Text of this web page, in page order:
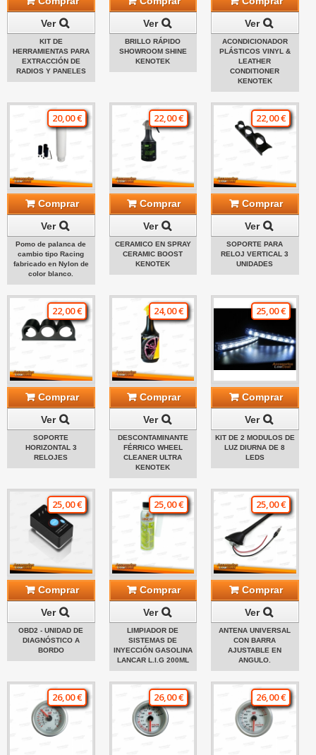
Ver
KIT DE
HERRAMIENTAS PARA
EXTRACCIÓN DE
RADIOS Y PANELES
Ver
BRILLO RÁPIDO
SHOWROOM SHINE
KENOTEK
Ver
ACONDICIONADOR
PLÁSTICOS VINYL &
LEATHER
CONDITIONER
KENOTEK
20,00 €
Comprar
Ver
Pomo de palanca de
cambio tipo Racing
fabricado en Nylon de
color blanco.
22,00 €
Comprar
Ver
CERAMICO EN SPRAY
CERAMIC BOOST
KENOTEK
22,00 €
Comprar
Ver
SOPORTE PARA
RELOJ VERTICAL 3
UNIDADES
22,00 €
Comprar
Ver
SOPORTE
HORIZONTAL 3
RELOJES
24,00 €
Comprar
Ver
DESCONTAMINANTE
FÉRRICO WHEEL
CLEANER ULTRA
KENOTEK
25,00 €
Comprar
Ver
KIT DE 2 MODULOS DE
LUZ DIURNA DE 8
LEDS
25,00 €
Comprar
Ver
OBD2 - UNIDAD DE
DIAGNÓSTICO A
BORDO
25,00 €
Comprar
Ver
LIMPIADOR DE
SISTEMAS DE
INYECCIÓN GASOLINA
LANCAR L.I.G 200ML
25,00 €
Comprar
Ver
ANTENA UNIVERSAL
CON BARRA
AJUSTABLE EN
ANGULO.
26,00 € 26,00 € 26,00 €